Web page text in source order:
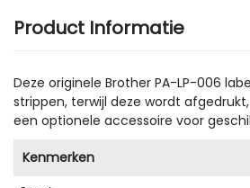
Product Informatie
Deze originele Brother PA-LP-006
strippen, terwijl deze wordt
een optionele accessoire voor
Kenmerken